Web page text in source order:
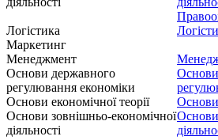
Логістика
Маркетинг
Менеджмент
Основи державного
регулювання економіки
Основи економічної теорії
Основи
Основи зовнішньо-економічної
діяльності
Основи